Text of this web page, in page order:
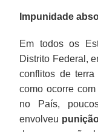
Impunidade
Em todos os
Distrito Federal,
conflitos de
como ocorre
no País,
envolveu